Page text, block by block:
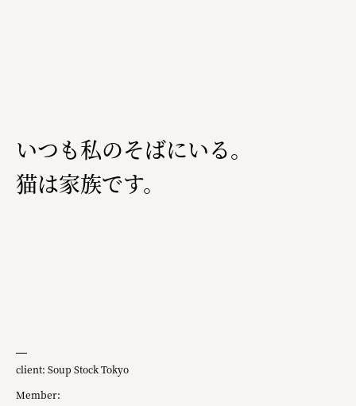
いつも私のそばにいる。
猫は家族です。
client: Soup Stock Tokyo
Member: